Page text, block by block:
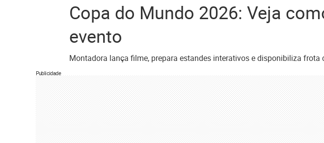
Copa do Mundo 2026: Veja
evento
Montadora lança filme, prepara estandes interativos e disponibiliza
Publicidade